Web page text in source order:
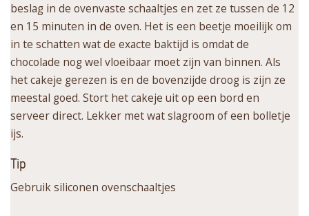
beslag in de ovenvaste schaaltjes en zet ze tussen de 12
en 15 minuten in de oven. Het is een beetje moeilijk om
in te schatten wat de exacte baktijd is omdat de
chocolade nog wel vloeibaar moet zijn van binnen. Als
het cakeje gerezen is en de bovenzijde droog is zijn ze
meestal goed. Stort het cakeje uit op een bord en
serveer direct. Lekker met wat slagroom of een bolletje
ijs.
Tip
Gebruik siliconen ovenschaaltjes